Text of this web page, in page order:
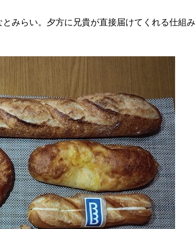
みらい。夕方に兄貴が直接届けてくれる仕組み